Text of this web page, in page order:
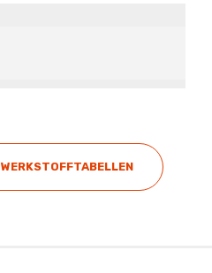
WERKSTOFFTABELLEN